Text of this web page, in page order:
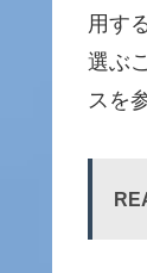
用す
選ぶ
スを